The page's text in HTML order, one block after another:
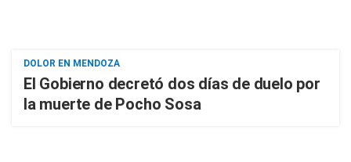
DOLOR EN MENDOZA
El Gobierno decretó dos días de duelo por
la muerte de Pocho Sosa